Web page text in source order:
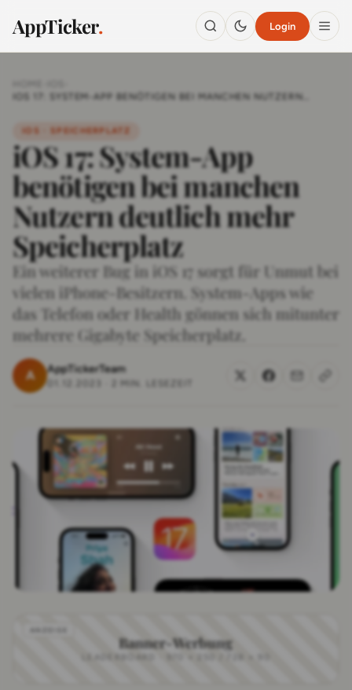
AppTicker. Login
IOS 17: SYSTEM-APP BENÖTIGEN BEI MANCHEN NUTZERN
IOS · SPEICHERPLATZ
iOS 17: System-App
benötigen bei manchen
Nutzern deutlich mehr
Speicherplatz
Ein weiterer Bug in iOS 17 sorgt für Unmut bei
vielen iPhone-Besitzern. System-Apps wie
das Telefon oder Health gönnen sich mitunter
mehrere Gigabyte Speicherplatz.
A AppTickerTeam
01.12.2023
Banner-Werbung